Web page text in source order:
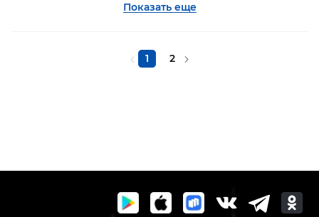
Показать еще
1 2